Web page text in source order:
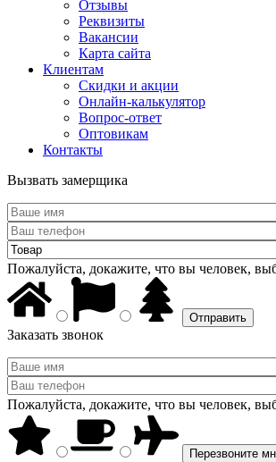
Отзывы
Реквизиты
Вакансии
Карта сайта
Клиентам
Скидки и акции
Онлайн-калькулятор
Вопрос-ответ
Оптовикам
Контакты
Вызвать замерщика
Пожалуйста, докажите, что вы человек,
Заказать звонок
Пожалуйста, докажите, что вы человек,